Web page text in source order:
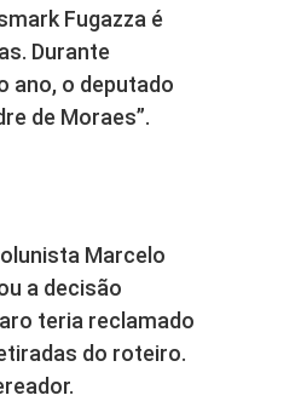
Fugazza é
Durante
ano, o deputado
de Moraes”.
Marcelo
a decisão
teria reclamado
do roteiro.